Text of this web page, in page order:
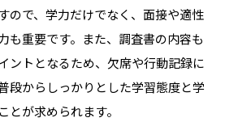
ので、学力だけでなく、面接や適性
も重要です。また、調査書の内容も
ントとなるため、欠席や行動記録に
段からしっかりとした学習態度と学
とが求められます。